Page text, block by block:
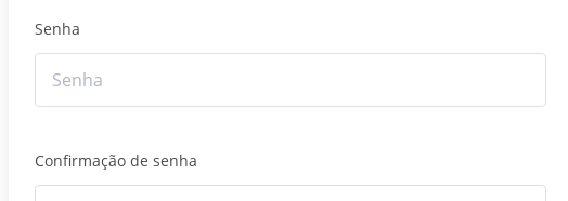
Senha
Confirmação de senha